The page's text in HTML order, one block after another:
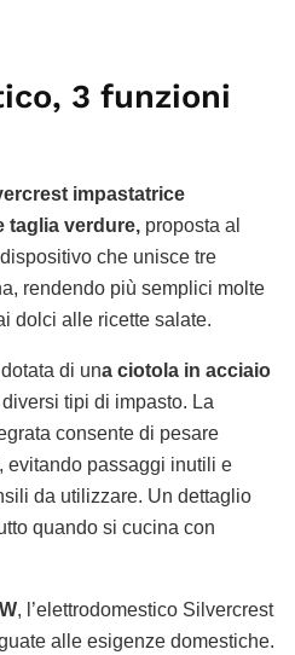
3 funzioni
impastatrice
taglia verdure, proposta al
che unisce tre
rendendo più semplici molte
dolci alle ricette salate.
di una ciotola in acciaio
tipi di impasto. La
consente di pesare
evitando passaggi inutili e
da utilizzare. Un dettaglio
quando si cucina con
, l’elettrodomestico Silvercrest
alle esigenze domestiche.